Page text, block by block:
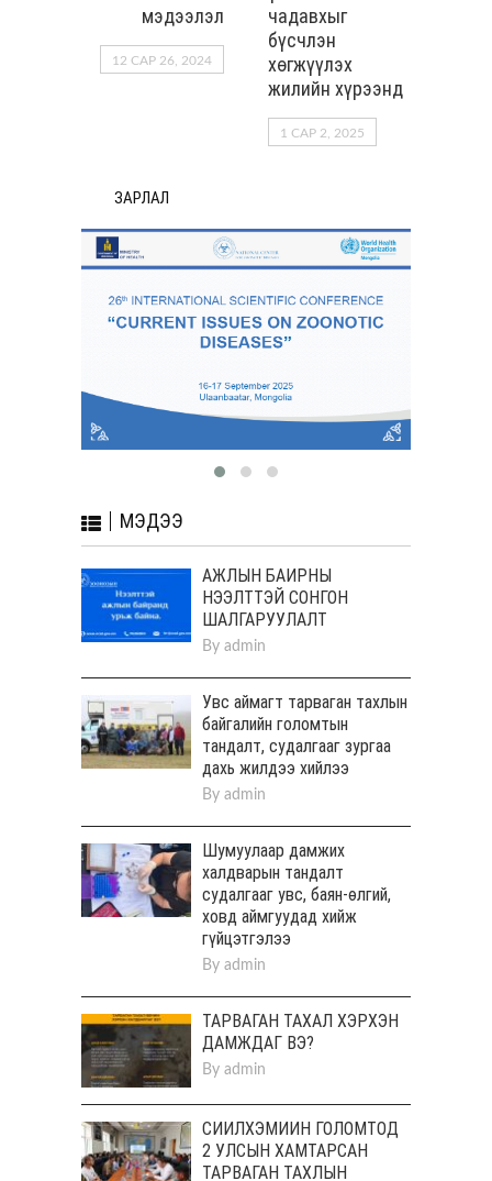
мэдээлэл
12 САР 26, 2024
чадавхыг
бүсчлэн
хөгжүүлэх
жилийн хүрээнд
1 САР 2, 2025
ЗАРЛАЛ
МЭДЭЭ
АЖЛЫН БАЙРНЫ
НЭЭЛТТЭЙ СОНГОН
ШАЛГАРУУЛАЛТ
By admin
Увс аймагт тарваган тахлын
байгалийн голомтын
тандалт, судалгааг зургаа
дахь жилдээ хийлээ
By admin
Шумуулаар дамжих
халдварын тандалт
судалгааг увс, баян-өлгий,
ховд аймгуудад хийж
гүйцэтгэлээ
By admin
ТАРВАГАН ТАХАЛ ХЭРХЭН
ДАМЖДАГ ВЭ?
By admin
СИЙЛХЭМИЙН ГОЛОМТОД
2 УЛСЫН ХАМТАРСАН
ТАРВАГАН ТАХЛЫН